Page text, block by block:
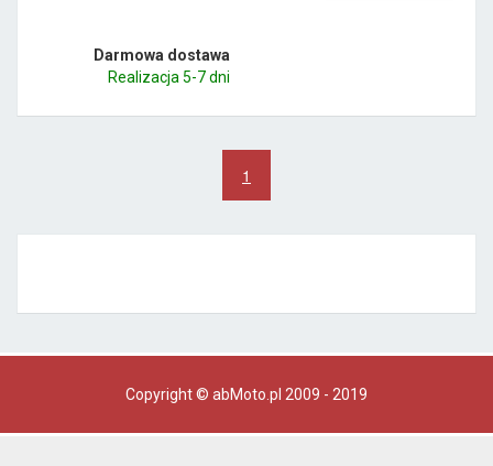
Darmowa dostawa
Realizacja 5-7 dni
1
Copyright © abMoto.pl 2009 - 2019